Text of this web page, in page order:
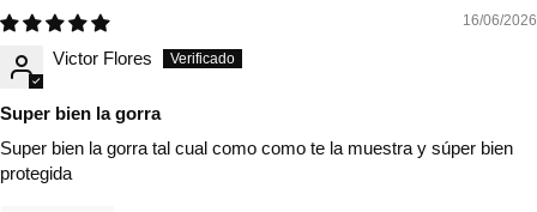
16/06/2026
Victor Flores
Super bien la gorra
Super bien la gorra tal cual como como te la muestra y súper bien
protegida